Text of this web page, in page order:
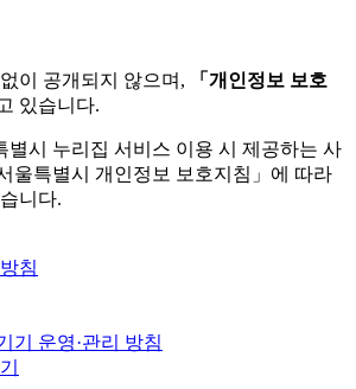
이 공개되지 않으며,
「개인정보 보호
있습니다.
별시 누리집 서비스 이용 시 제공하는 사
울특별시 개인정보 보호지침」에 따라
니다.
침
기 운영·관리 방침